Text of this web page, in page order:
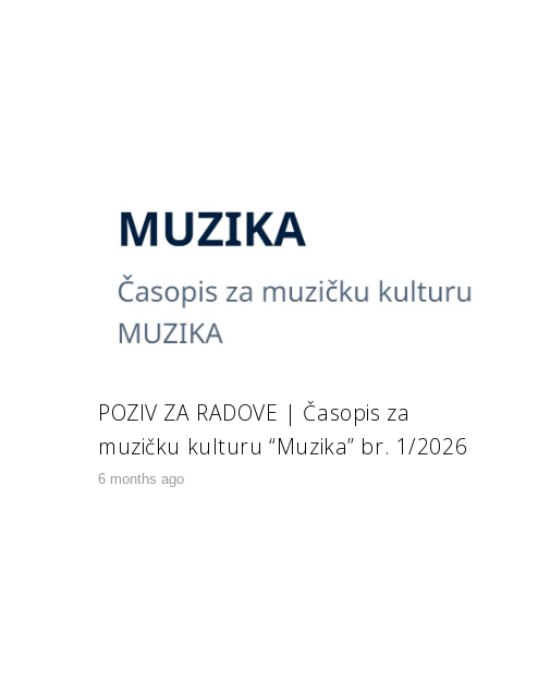
POZIV ZA RADOVE | Časopis za
muzičku kulturu “Muzika” br. 1/2026
6 months ago